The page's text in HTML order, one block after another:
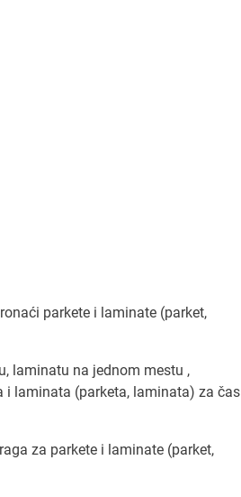
parkete i laminate (parket,
laminatu na jednom mestu ,
i laminata (parketa, laminata) za čas
za parkete i laminate (parket,